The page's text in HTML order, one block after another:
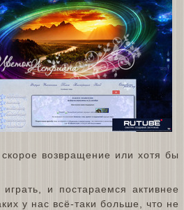
возвращение или хотя бы
и постараемся активнее
у нас всё-таки больше, что не